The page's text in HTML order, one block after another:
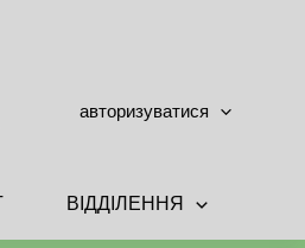
авторизуватися
ВІДДІЛЕННЯ